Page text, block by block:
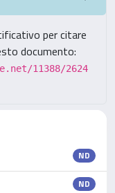
per citare
documento:
11388/2624
ND
ND